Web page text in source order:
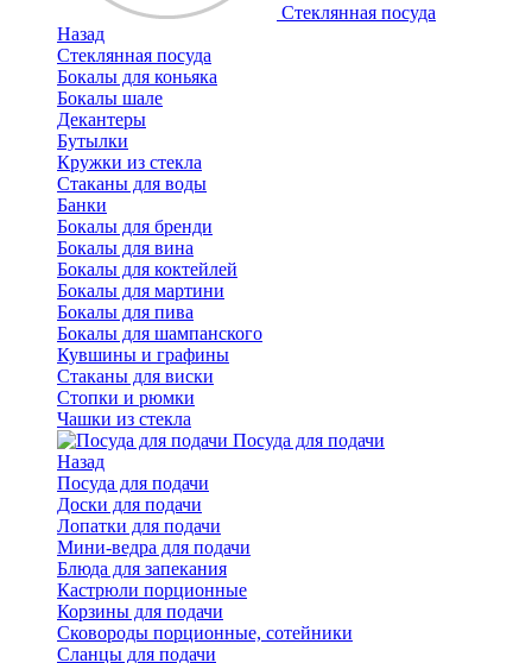
Стеклянная посуда
Назад
Стеклянная посуда
Бокалы для коньяка
Бокалы шале
Декантеры
Бутылки
Кружки из стекла
Стаканы для воды
Банки
Бокалы для бренди
Бокалы для вина
Бокалы для коктейлей
Бокалы для мартини
Бокалы для пива
Бокалы для шампанского
Кувшины и графины
Стаканы для виски
Стопки и рюмки
Чашки из стекла
Посуда для подачи
Назад
Посуда для подачи
Доски для подачи
Лопатки для подачи
Мини-ведра для подачи
Блюда для запекания
Кастрюли порционные
Корзины для подачи
Сковороды порционные, сотейники
Сланцы для подачи